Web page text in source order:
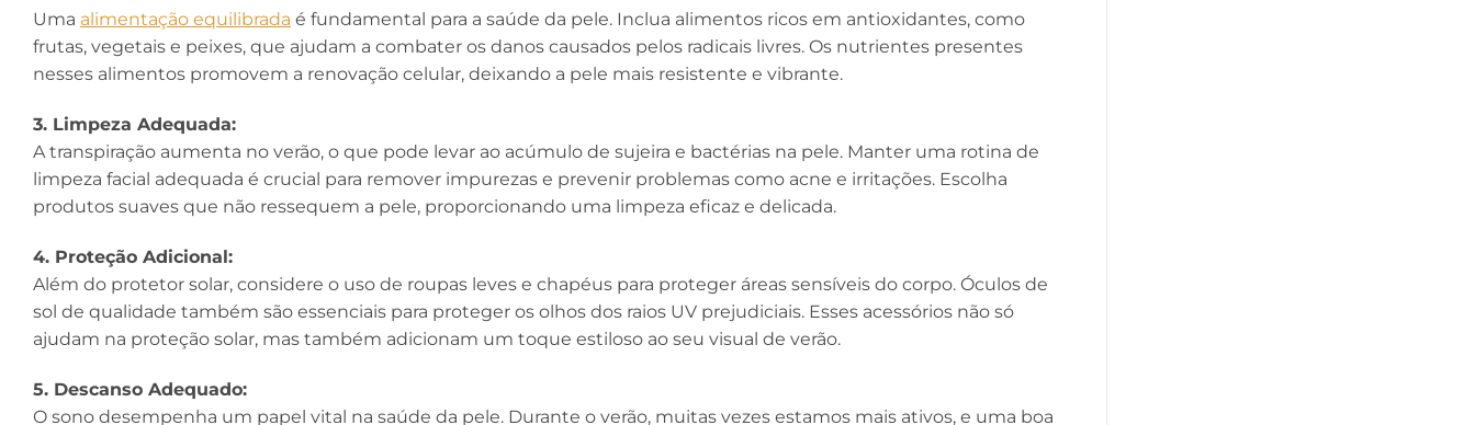
Uma alimentação equilibrada é fundamental para a saúde da pele. Inclua alimentos ricos em antioxidantes, como
frutas, vegetais e peixes, que ajudam a combater os danos causados pelos radicais livres. Os nutrientes presentes
nesses alimentos promovem a renovação celular, deixando a pele mais resistente e vibrante.
3. Limpeza Adequada:
A transpiração aumenta no verão, o que pode levar ao acúmulo de sujeira e bactérias na pele. Manter uma rotina de
limpeza facial adequada é crucial para remover impurezas e prevenir problemas como acne e irritações. Escolha
produtos suaves que não ressequem a pele, proporcionando uma limpeza eficaz e delicada.
4. Proteção Adicional:
Além do protetor solar, considere o uso de roupas leves e chapéus para proteger áreas sensíveis do corpo. Óculos de
sol de qualidade também são essenciais para proteger os olhos dos raios UV prejudiciais. Esses acessórios não só
ajudam na proteção solar, mas também adicionam um toque estiloso ao seu visual de verão.
5. Descanso Adequado:
O sono desempenha um papel vital na saúde da pele. Durante o verão, muitas vezes estamos mais ativos, e uma boa